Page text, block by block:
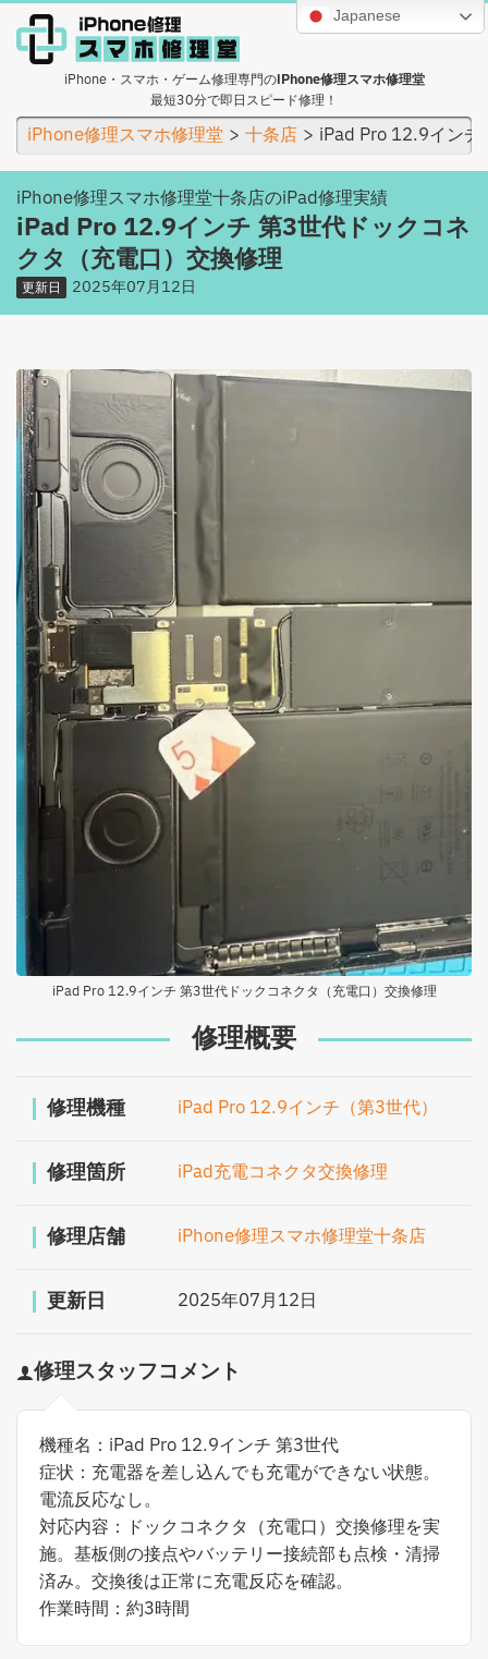
Japanese
iPhone・スマホ・ゲーム修理専門のiPhone修理スマホ修理堂
最短30分で即日スピード修理！
iPhone修理スマホ修理堂 十条店 iPad Pro 12.9インチ
iPhone修理スマホ修理堂十条店のiPad修理実績
iPad Pro 12.9インチ 第3世代ドックコネ
クタ（充電口）交換修理
更新日 2025年07月12日
iPad Pro 12.9インチ 第3世代ドックコネクタ（充電口）交換修理
修理概要
修理機種 iPad Pro 12.9インチ（第3世代）
修理箇所 iPad充電コネクタ交換修理
修理店舗 iPhone修理スマホ修理堂十条店
更新日 2025年07月12日
修理スタッフコメント
機種名：iPad Pro 12.9インチ 第3世代
症状：充電器を差し込んでも充電ができない状態。
電流反応なし。
対応内容：ドックコネクタ（充電口）交換修理を実
施。基板側の接点やバッテリー接続部も点検・清掃
済み。交換後は正常に充電反応を確認。
作業時間：約3時間